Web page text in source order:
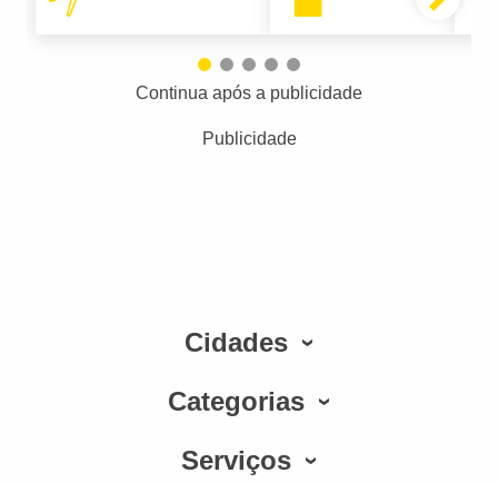
Continua após a publicidade
Publicidade
Cidades
Categorias
Serviços